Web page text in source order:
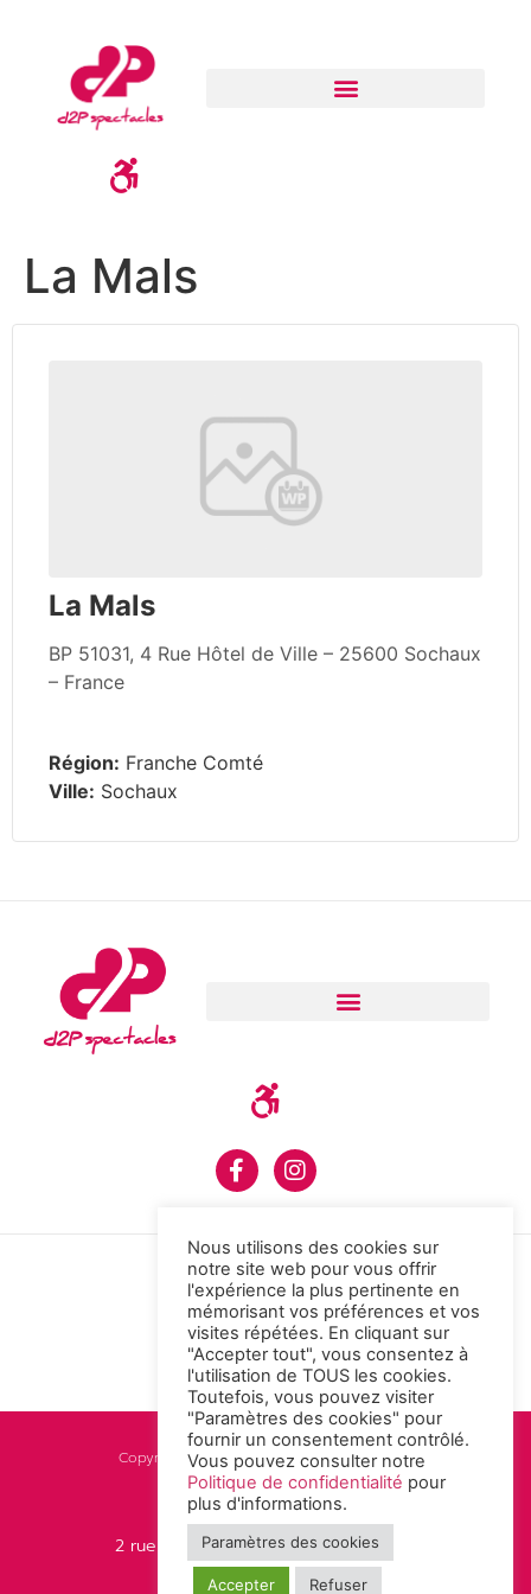
La Mals
La Mals
BP 51031, 4 Rue Hôtel de Ville – 25600 Sochaux
– France
Région: Franche Comté
Ville: Sochaux
03 85 41 50 04info@d2p.fr
2 rue Perrault 71100 Chalon-sur-Saône
Copyright © 2021 d2p. All rights reserved.
Nous utilisons des cookies sur
notre site web pour vous offrir
l'expérience la plus pertinente en
mémorisant vos préférences et vos
visites répétées. En cliquant sur
"Accepter tout", vous consentez à
l'utilisation de TOUS les cookies.
Toutefois, vous pouvez visiter
"Paramètres des cookies" pour
fournir un consentement contrôlé.
Vous pouvez consulter notre
Politique de confidentialité pour
plus d'informations.
Paramètres des cookies
Accepter Refuser